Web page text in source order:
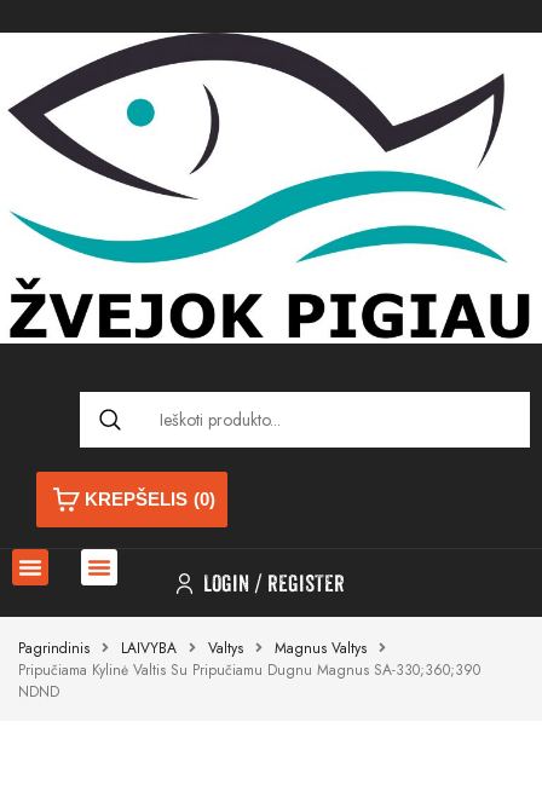
KREPŠELIS (0)
LOGIN REGISTER
Pagrindinis LAIVYBA Valtys
Magnus Valtys
Pripučiama Kylinė Valtis Su Pripučiamu Dugnu Magnus SA-330;360;390
NDND